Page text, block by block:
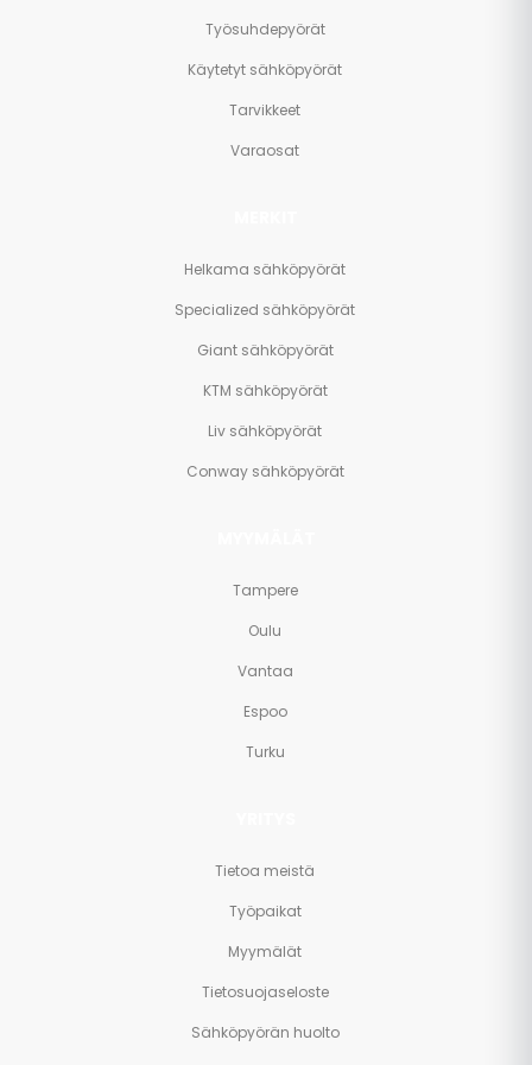
Työsuhdepyörät
Käytetyt sähköpyörät
Tarvikkeet
Varaosat
Helkama sähköpyörät
Specialized sähköpyörät
Giant sähköpyörät
KTM sähköpyörät
Liv sähköpyörät
Conway sähköpyörät
Tampere
Oulu
Vantaa
Espoo
Turku
Tietoa meistä
Työpaikat
Myymälät
Tietosuojaseloste
Sähköpyörän huolto